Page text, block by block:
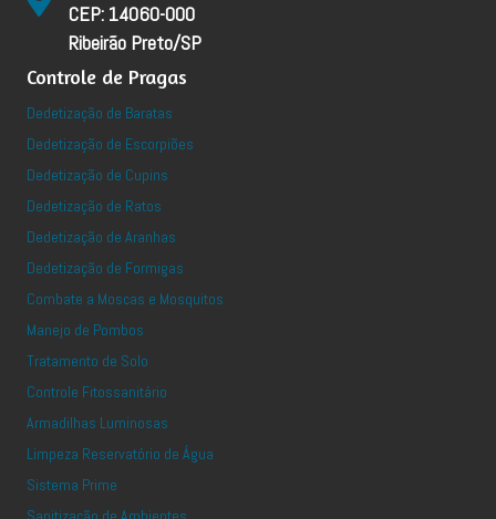
CEP: 14060-000
Ribeirão Preto/SP
Controle de Pragas
Dedetização de Baratas
Dedetização de Escorpiões
Dedetização de Cupins
Dedetização de Ratos
Dedetização de Aranhas
Dedetização de Formigas
Combate a Moscas e Mosquitos
Manejo de Pombos
Tratamento de Solo
Controle Fitossanitário
Armadilhas Luminosas
Limpeza Reservatório de Água
Sistema Prime